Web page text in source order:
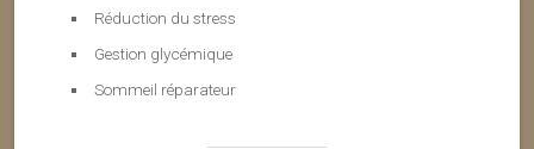
Réduction du stress
Gestion glycémique
Sommeil réparateur